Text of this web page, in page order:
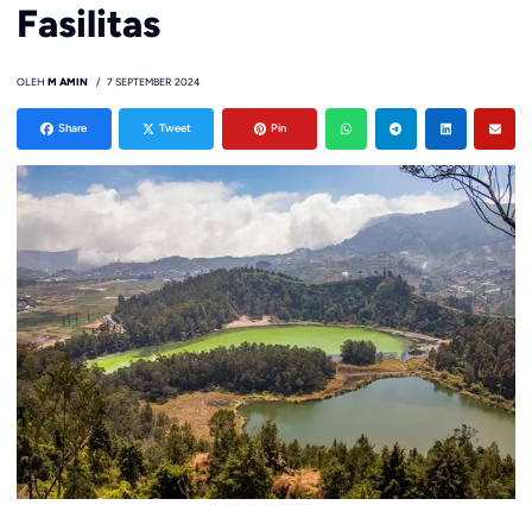
Fasilitas
OLEH M AMIN 7 SEPTEMBER 2024
Share Tweet Pin